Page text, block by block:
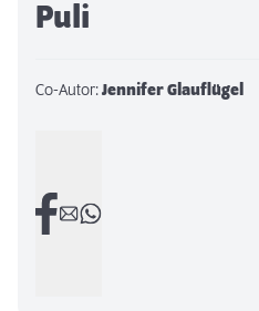
Puli
Co-Autor:Jennifer Glauflügel